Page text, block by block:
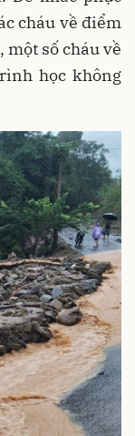
cháu về điểm
số cháu về
học không